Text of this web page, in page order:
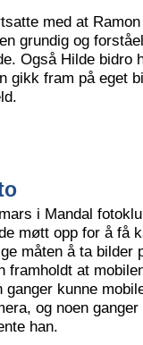
med at
grundig og
Også Hilde bidro
gikk fram på eget
i Mandal
møtt opp for å få
måten å ta bilder
framholdt at
ganger kunne
og noen
han.